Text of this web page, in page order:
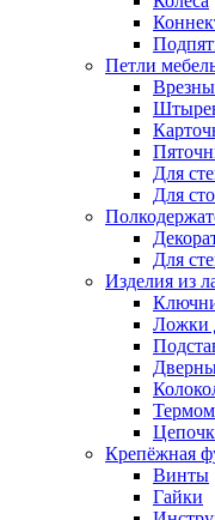
Петли
Для
Для
Для
Изделия из
Ложки
Крепёжная
Винты
Гайки